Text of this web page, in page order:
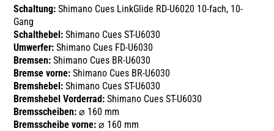
Schaltung: Shimano Cues LinkGlide RD-U6020 10-fach, 10-
Gang
Schalthebel: Shimano Cues ST-U6030
Umwerfer: Shimano Cues FD-U6030
Bremsen: Shimano Cues BR-U6030
Bremse vorne: Shimano Cues BR-U6030
Bremshebel: Shimano Cues ST-U6030
Bremshebel Vorderrad: Shimano Cues ST-U6030
Bremsscheiben: ⌀ 160 mm
Bremsscheibe vorne: ⌀ 160 mm